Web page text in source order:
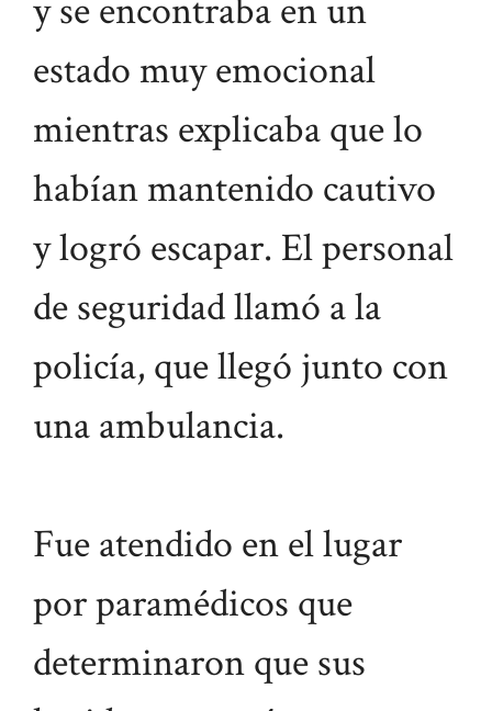
y se encontraba en un
estado muy emocional
mientras explicaba que lo
habían mantenido cautivo
y logró escapar. El personal
de seguridad llamó a la
policía, que llegó junto con
una ambulancia.
Fue atendido en el lugar
por paramédicos que
determinaron que sus